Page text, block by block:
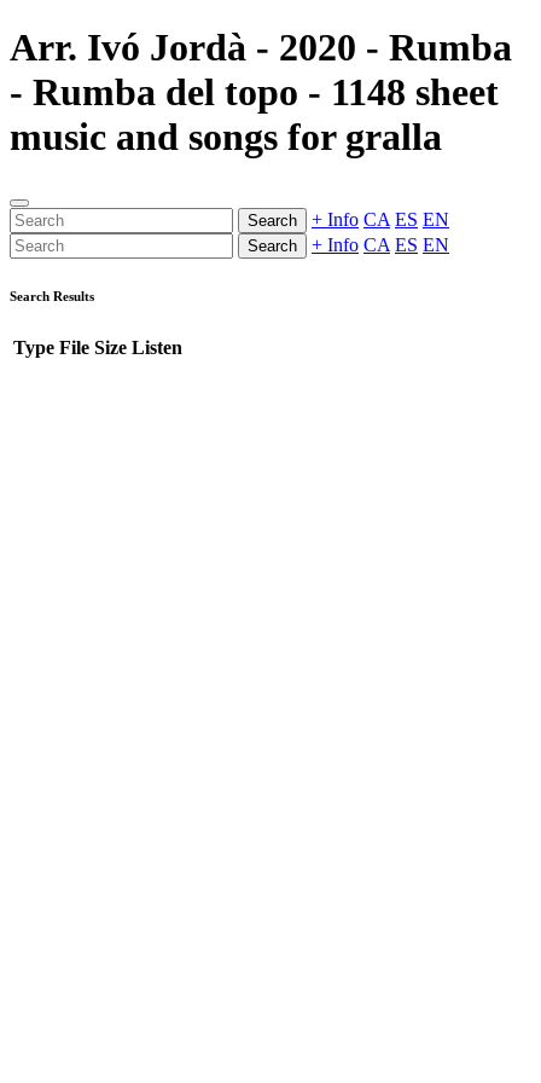
Arr. Ivó Jordà - 2020 - Rumba
- Rumba del topo - 1148 sheet
music and songs for gralla
Search + Info CA ES EN
Search + Info CA ES EN
Search Results
Type File Size Listen